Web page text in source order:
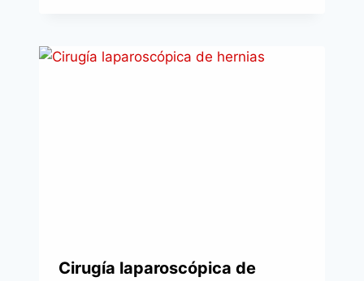
Cirugía laparoscópica de